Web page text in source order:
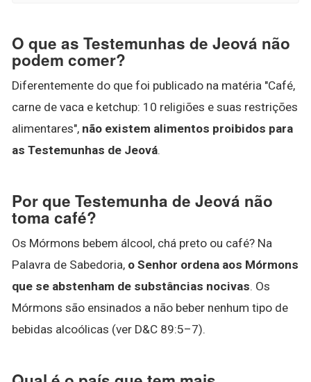
O que as Testemunhas de Jeová não
podem comer?
Diferentemente do que foi publicado na matéria "Café,
carne de vaca e ketchup: 10 religiões e suas restrições
alimentares", não existem alimentos proibidos para
as Testemunhas de Jeová.
Por que Testemunha de Jeová não
toma café?
Os Mórmons bebem álcool, chá preto ou café? Na
Palavra de Sabedoria, o Senhor ordena aos Mórmons
que se abstenham de substâncias nocivas. Os
Mórmons são ensinados a não beber nenhum tipo de
bebidas alcoólicas (ver D&C 89:5–7).